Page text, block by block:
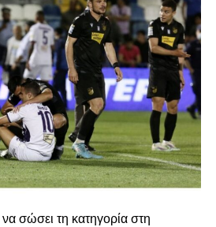
σώσει τη κατηγορία στη